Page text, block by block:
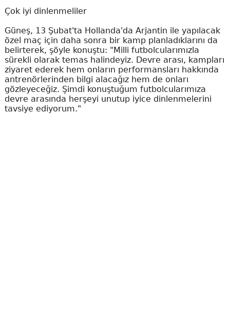
Çok iyi dinlenmeliler
Güneş, 13 Şubat'ta Hollanda'da Arjantin ile yapılacak
özel maç için daha sonra bir kamp planladıklarını da
belirterek, şöyle konuştu: "Milli futbolcularımızla
sürekli olarak temas halindeyiz. Devre arası, kampları
ziyaret ederek hem onların performansları hakkında
antrenörlerinden bilgi alacağız hem de onları
gözleyeceğiz. Şimdi konuştuğum futbolcularımıza
devre arasında herşeyi unutup iyice dinlenmelerini
tavsiye ediyorum."